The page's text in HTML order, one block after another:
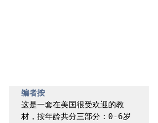
​编者按
这是一套在美国很受欢迎的教
材，按年龄共分三部分：0-6岁